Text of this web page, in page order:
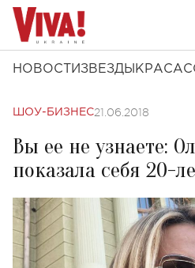
НОВОСТИ ЗВЕЗДЫ КРАСА
ШОУ-БИЗНЕС21.06.2018
Вы ее не узнаете:
показала себя 20-